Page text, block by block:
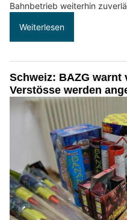
Bahnbetrieb weiterhin
Weiterlesen
Schweiz: BAZG warnt
Verstösse werden